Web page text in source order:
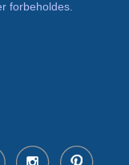
forbeholdes.